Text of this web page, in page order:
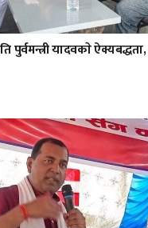
पुर्वमन्त्री यादवकाे